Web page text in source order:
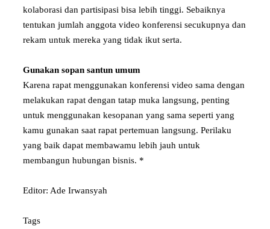
kolaborasi dan partisipasi bisa lebih tinggi. Sebaiknya
tentukan jumlah anggota video konferensi secukupnya dan
rekam untuk mereka yang tidak ikut serta.
Gunakan sopan santun umum
Karena rapat menggunakan konferensi video sama dengan
melakukan rapat dengan tatap muka langsung, penting
untuk menggunakan kesopanan yang sama seperti yang
kamu gunakan saat rapat pertemuan langsung. Perilaku
yang baik dapat membawamu lebih jauh untuk
membangun hubungan bisnis. *
Editor: Ade Irwansyah
Tags